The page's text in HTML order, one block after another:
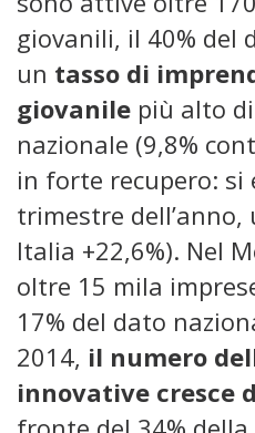
giovanili, il 40% del
un tasso di
giovanile più alto
nazionale (9,8%
in forte recupero: si
trimestre dell’anno,
Italia +22,6%). Nel
oltre 15 mila
17% del dato
2014, il numero
innovative cresce